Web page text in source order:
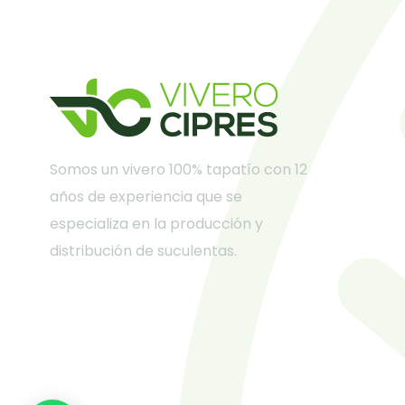
Somos un vivero 100% tapatío con 12
años de experiencia que se
especializa en la producción y
distribución de suculentas.